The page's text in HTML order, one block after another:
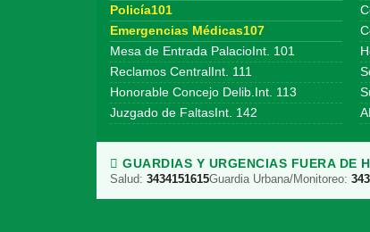
Policía101
Emergencias Médicas107
Mesa de Entrada PalacioInt. 101
Reclamos CentralInt. 111
Honorable Concejo Delib.Int. 113
Juzgado de FaltasInt. 142
GUARDIAS Y URGENCIAS FUERA DE
Salud: 3434151615Guardia Urbana/Monitoreo: